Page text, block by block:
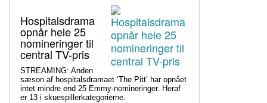
Hospitalsdrama
opnår hele 25
nomineringer til
central TV-pris
STREAMING: Anden
sæson af hospitalsdramaet ‘The Pitt’ har opnået
intet mindre end 25 Emmy-nomineringer. Heraf
er 13 i skuespillerkategorierne.